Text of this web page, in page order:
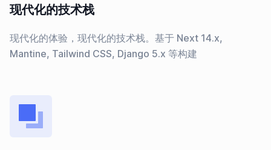
现代化的技术栈
现代化的体验，现代化的技术栈。基于 Next 14.x,
Mantine, Tailwind CSS, Django 5.x 等构建